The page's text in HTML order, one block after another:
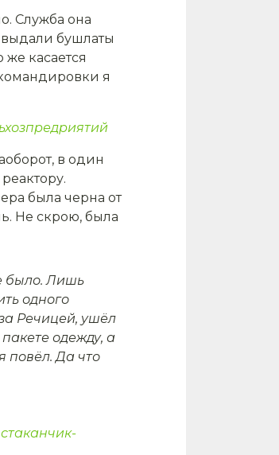
Служба она
бушлаты
касается
я
в один
была черна от
Не скрою, была
было. Лишь
одного
Речи­цей, ушёл
одежду, а
повёл. Да что